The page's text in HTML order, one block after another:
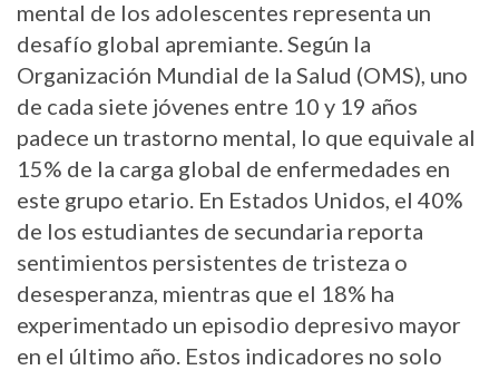
mental de los adolescentes representa un
desafío global apremiante. Según la
Organización Mundial de la Salud (OMS), uno
de cada siete jóvenes entre 10 y 19 años
padece un trastorno mental, lo que equivale al
15% de la carga global de enfermedades en
este grupo etario. En Estados Unidos, el 40%
de los estudiantes de secundaria reporta
sentimientos persistentes de tristeza o
desesperanza, mientras que el 18% ha
experimentado un episodio depresivo mayor
en el último año. Estos indicadores no solo